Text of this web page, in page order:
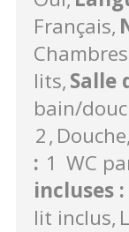
Français
lits Salle
bain/
2 Douche
: 1 WC
incluses :
lit inclus